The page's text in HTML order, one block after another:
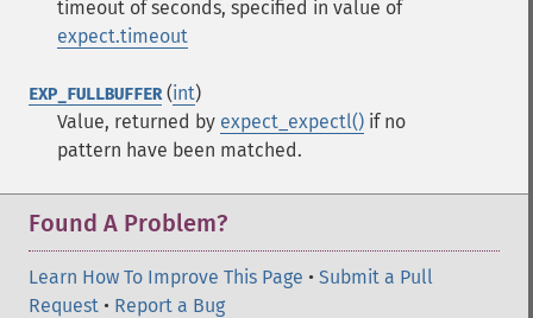
timeout of seconds, specified in value of
expect.timeout
EXP_FULLBUFFER(int)
Value, returned by expect_expectl() if no
pattern have been matched.
Found A Problem?
Learn How To Improve This Page • Submit a Pull
Request • Report a Bug